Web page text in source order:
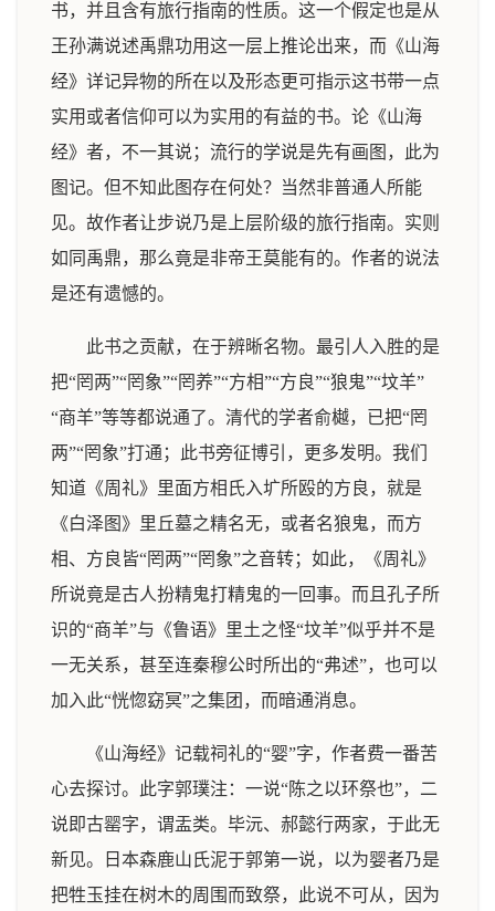
书，并且含有旅行指南的性质。这一个假定也是从
王孙满说述禹鼎功用这一层上推论出来，而《山海
经》详记异物的所在以及形态更可指示这书带一点
实用或者信仰可以为实用的有益的书。论《山海
经》者，不一其说；流行的学说是先有画图，此为
图记。但不知此图存在何处？当然非普通人所能
见。故作者让步说乃是上层阶级的旅行指南。实则
如同禹鼎，那么竟是非帝王莫能有的。作者的说法
是还有遗憾的。
此书之贡献，在于辨晰名物。最引人入胜的是
把“罔两”“罔象”“罔养”“方相”“方良”“狼鬼”“坟羊”
“商羊”等等都说通了。清代的学者俞樾，已把“罔
两”“罔象”打通；此书旁征博引，更多发明。我们
知道《周礼》里面方相氏入圹所殴的方良，就是
《白泽图》里丘墓之精名无，或者名狼鬼，而方
相、方良皆“罔两”“罔象”之音转；如此，《周礼》
所说竟是古人扮精鬼打精鬼的一回事。而且孔子所
识的“商羊”与《鲁语》里土之怪“坟羊”似乎并不是
一无关系，甚至连秦穆公时所出的“弗述”，也可以
加入此“恍惚窈冥”之集团，而暗通消息。
《山海经》记载祠礼的“婴”字，作者费一番苦
心去探讨。此字郭璞注：一说“陈之以环祭也”，二
说即古罂字，谓盂类。毕沅、郝懿行两家，于此无
新见。日本森鹿山氏泥于郭第一说，以为婴者乃是
把牲玉挂在树木的周围而致祭，此说不可从，因为